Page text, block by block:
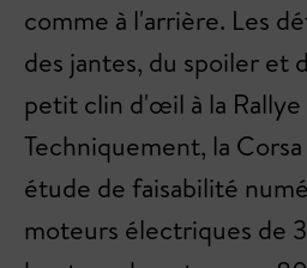
comme à l'arrière. Les
des jantes, du spoiler et
petit clin d'œil à la
Techniquement, la
étude de faisabilité
moteurs électriques de